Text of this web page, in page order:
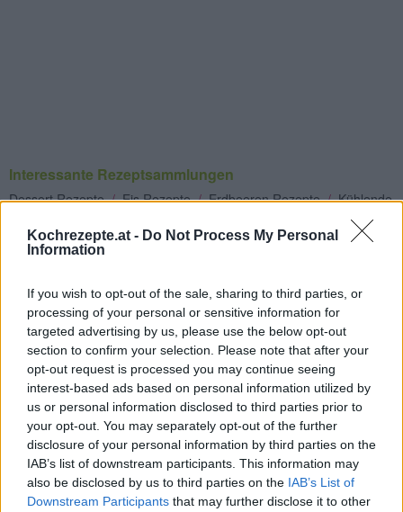
Kochrezepte.at - Do Not Process My Personal
Information
If you wish to opt-out of the sale, sharing to third parties, or
processing of your personal or sensitive information for
targeted advertising by us, please use the below opt-out
section to confirm your selection. Please note that after your
opt-out request is processed you may continue seeing
interest-based ads based on personal information utilized by
us or personal information disclosed to third parties prior to
your opt-out. You may separately opt-out of the further
disclosure of your personal information by third parties on the
IAB’s list of downstream participants. This information may
also be disclosed by us to third parties on the IAB’s List of
Downstream Participants that may further disclose it to other
Interessante Rezeptsammlungen
Dessert Rezepte/ Eis Rezepte/ Erdbeeren Rezepte/ Kühlende
Ähnliche Rezepte
Krümelmonster-Eis
Leicht
Geeister Melonensaft auf
Zitronensorbet
Leicht
Kokoseis